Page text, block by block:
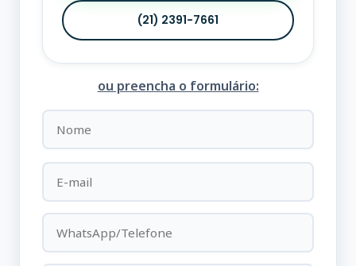
(21) 2391-7661
ou preencha o formulário: